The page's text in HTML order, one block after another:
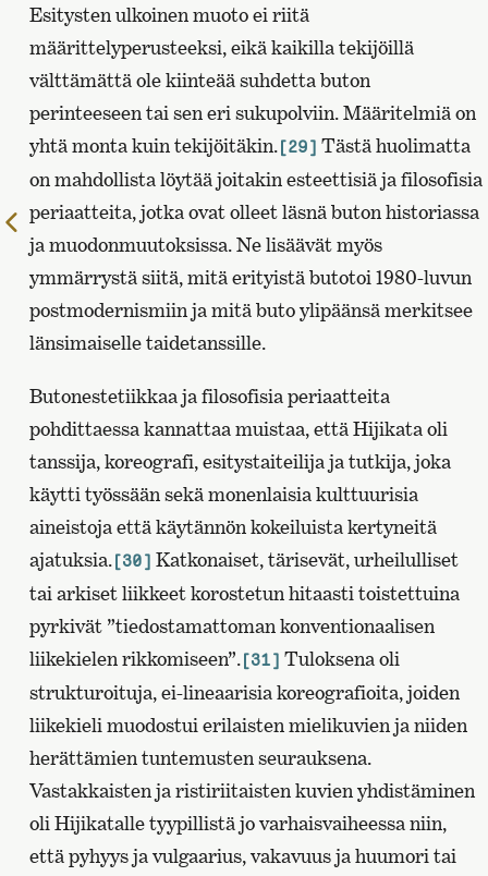
Esitysten ulkoinen muoto ei riitä
määrittelyperusteeksi, eikä kaikilla tekijöillä
välttämättä ole kiinteää suhdetta buton
perinteeseen tai sen eri sukupolviin. Määritelmiä on
yhtä monta kuin tekijöitäkin.[29] Tästä huolimatta
on mahdollista löytää joitakin esteettisiä ja filosofisia
periaatteita, jotka ovat olleet läsnä buton historiassa
ja muodonmuutoksissa. Ne lisäävät myös
ymmärrystä siitä, mitä erityistä butotoi 1980-luvun
postmodernismiin ja mitä buto ylipäänsä merkitsee
länsimaiselle taidetanssille.
Butonestetiikkaa ja filosofisia periaatteita
pohdittaessa kannattaa muistaa, että Hijikata oli
tanssija, koreografi, esitystaiteilija ja tutkija, joka
käytti työssään sekä monenlaisia kulttuurisia
aineistoja että käytännön kokeiluista kertyneitä
ajatuksia.[30] Katkonaiset, tärisevät, urheilulliset
tai arkiset liikkeet korostetun hitaasti toistettuina
pyrkivät ”tiedostamattoman konventionaalisen
liikekielen rikkomiseen”.[31] Tuloksena oli
strukturoituja, ei-lineaarisia koreografioita, joiden
liikekieli muodostui erilaisten mielikuvien ja niiden
herättämien tuntemusten seurauksena.
Vastakkaisten ja ristiriitaisten kuvien yhdistäminen
oli Hijikatalle tyypillistä jo varhaisvaiheessa niin,
että pyhyys ja vulgaarius, vakavuus ja huumori tai
Edelliselle
sivulle